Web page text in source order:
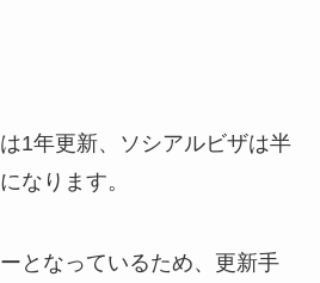
1年更新、ソシアルビザは半
なります。
となっているため、更新手